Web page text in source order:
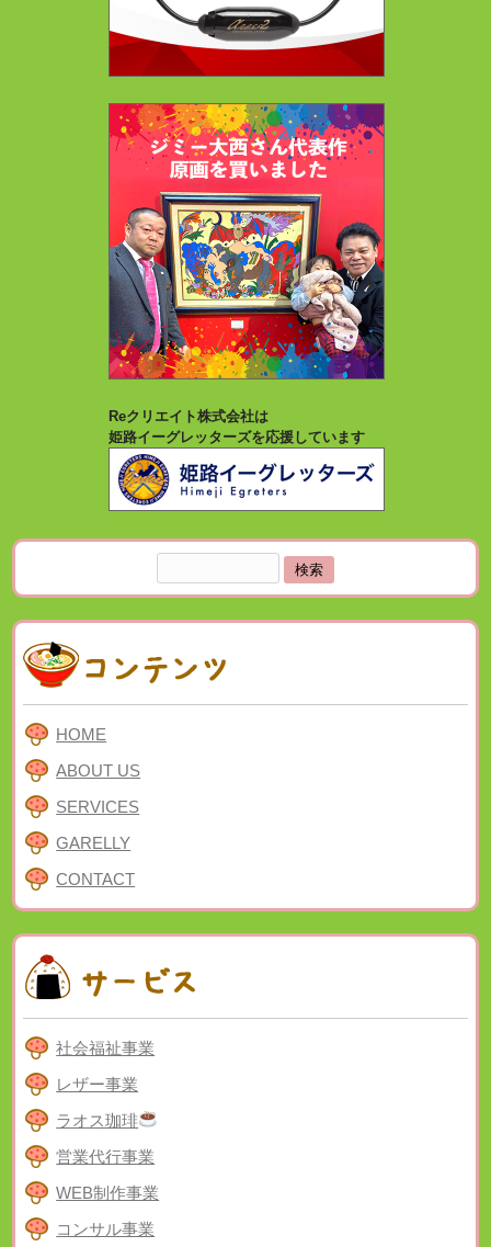
Reクリエイト株式会社は
姫路イーグレッターズを応援しています
索:
HOME
ABOUT US
SERVICES
GARELLY
CONTACT
社会福祉事業
レザー事業
ラオス珈琲
営業代行事業
WEB制作事業
コンサル事業